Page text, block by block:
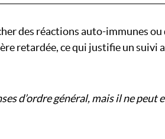
des réactions auto-immunes
retardée, ce qui justifie un
d’ordre général, mais il ne